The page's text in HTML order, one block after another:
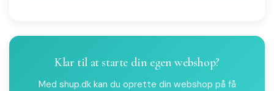
Klar til at starte din egen webshop?
Med shup.dk kan du oprette din webshop på få